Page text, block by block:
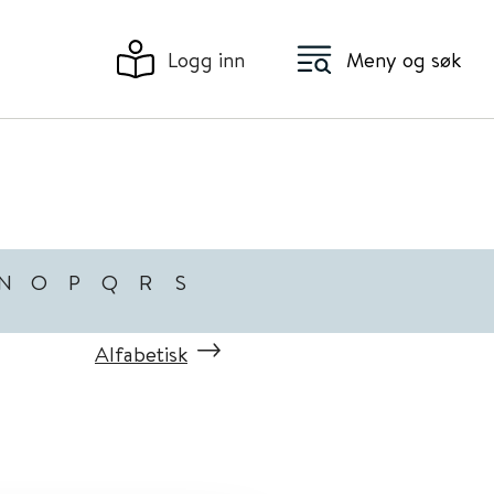
Logg inn Meny og søk
O P Q R S
Alfabetisk